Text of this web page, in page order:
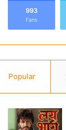
993
Fans
Popular